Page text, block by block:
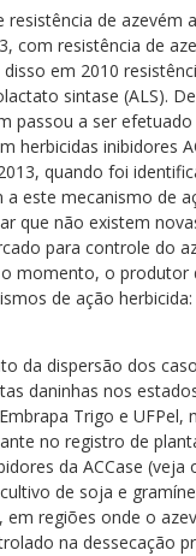
resistência de azevém
com resistência de
em 2010
sintase (ALS).
passou a ser efetuado
herbicidas inibidores
quando foi
este mecanismo de
que não existem
para controle do
momento, o produtor
de ação
da dispersão dos
daninhas nos
Trigo e UFPel,
no registro de
da ACCase (veja
de soja e
em regiões onde o
na dessecação